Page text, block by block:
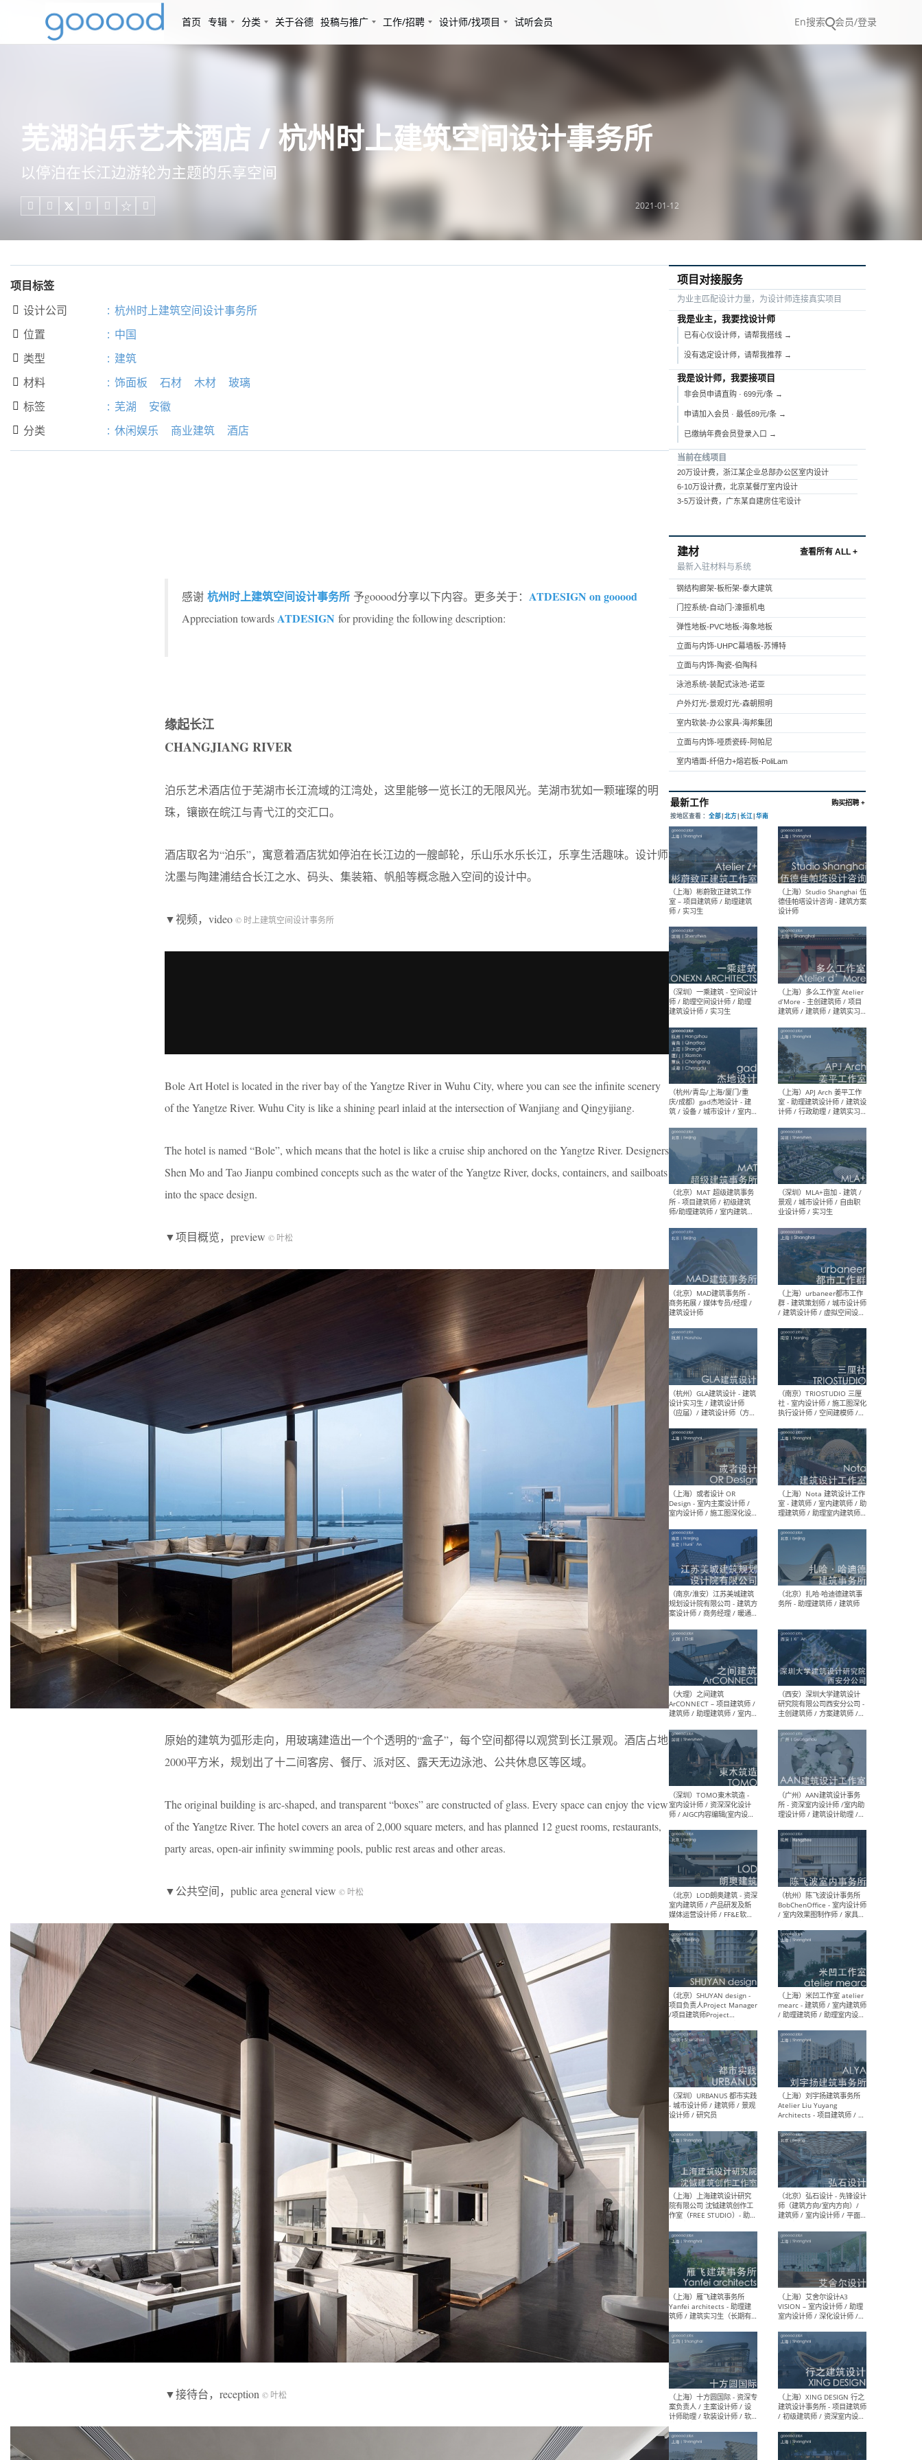
首页 专辑 分类 关于谷德 投稿与推广 工作/招聘 设计师/找项目 试听会员 En搜索 会员/登录
芜湖泊乐艺术酒店 / 杭州时上建筑空间设计事务所
以停泊在长江边游轮为主题的乐享空间
     2021-01-12
项目标签
 设计公司 : 杭州时上建筑空间设计事务所
 位置 : 中国
 类型 : 建筑
 材料 : 饰面板 石材 木材 玻璃
 标签 : 芜湖 安徽
 分类 : 休闲娱乐 商业建筑 酒店
感谢 杭州时上建筑空间设计事务所 予gooood分享以下内容。更多关于： ATDESIGN on gooood
Appreciation towardsATDESIGN for providing the following description:
缘起长江
CHANGJIANG RIVER
泊乐艺术酒店位于芜湖市长江流域的江湾处，这里能够一览长江的无限风光。芜湖市犹如一颗璀璨的明
珠，镶嵌在皖江与青弋江的交汇口。
酒店取名为“泊乐”，寓意着酒店犹如停泊在长江边的一艘邮轮，乐山乐水乐长江，乐享生活趣味。设计师
沈墨与陶建浦结合长江之水、码头、集装箱、帆船等概念融入空间的设计中。
▼视频，video © 时上建筑空间设计事务所
Bole Art Hotel is located in the river bay of the Yangtze River in Wuhu City, where you can see the infinite scenery
of the Yangtze River. Wuhu City is like a shining pearl inlaid at the intersection of Wanjiang and Qingyijiang.
The hotel is named “Bole”, which means that the hotel is like a cruise ship anchored on the Yangtze River. Designers
Shen Mo and Tao Jianpu combined concepts such as the water of the Yangtze River, docks, containers, and sailboats
into the space design.
▼项目概览，preview © 叶松
原始的建筑为弧形走向，用玻璃建造出一个个透明的“盒子”，每个空间都得以观赏到长江景观。酒店占地
2000平方米，规划出了十二间客房、餐厅、派对区、露天无边泳池、公共休息区等区域。
The original building is arc-shaped, and transparent “boxes” are constructed of glass. Every space can enjoy the view
of the Yangtze River. The hotel covers an area of 2,000 square meters, and has planned 12 guest rooms, restaurants,
party areas, open-air infinity swimming pools, public rest areas and other areas.
▼公共空间，public area general view © 叶松
▼接待台，reception © 叶松
项目对接服务
为业主匹配设计力量，为设计师连接真实项目
我是业主，我要找设计师
已有心仪设计师，请帮我搭线 →
没有选定设计师，请帮我推荐 →
我是设计师，我要接项目
非会员申请直购 · 699元/条 →
申请加入会员 · 最低89元/条 →
已缴纳年费会员登录入口 →
当前在线项目
20万设计费，浙江某企业总部办公区室内设计
6-10万设计费，北京某餐厅室内设计
3-5万设计费，广东某自建房住宅设计
建材
查看所有 ALL +
最新入驻材料与系统
钢结构廊架-板桁架-泰大建筑
门控系统-自动门-濠振机电
弹性地板-PVC地板-海象地板
立面与内饰-UHPC幕墙板-苏博特
立面与内饰-陶瓷-伯陶科
泳池系统-装配式泳池-诺亚
户外灯光-景观灯光-森朝照明
室内软装-办公家具-海邦集团
立面与内饰-哑质瓷砖-阿帕尼
室内墙面-纤倍力+熔岩板-PoliLam
最新工作
按地区查看 ：全部|北方|长江
（上海）彬蔚致正建筑工作
室 – 项目建筑师 / 助理建筑
师 / 实习生
（深圳）一乘建筑 - 空间设计
师 / 助理空间设计师 / 助理
建筑设计师 / 实习生
（杭州/青岛/上海/厦门/重
庆/成都）gad杰地设计 - 建
筑 / 设备 / 城市设计 / 室内 /
幕墙 / BIM / 成本 / 工程 / 运
营 / 品牌 / 观点views / 实习
等
（北京）MAT 超级建筑事务
所 - 项目建筑师 / 初级建筑
师/助理建筑师 / 室内建筑师
（北京）MAD建筑事务所 -
商务拓展 / 媒体专员/经理 /
设计实习生 / 建筑设计师
（应届）/ 建筑设计师（方案
设计）/ 建筑设计师（施工
图）/ 结构设计师 / 给排水设
计师
（上海）或者设计 OR
Design - 室内主案设计师 /
室内设计师 / 施工图深化设
计师 / 室内设计助理 / 新媒
体运营
（南京/淮安）江苏美城建筑
规划设计院有限公司 - 建筑方
案设计师 / 商务经理 / 暖通
设计师 / 造价工程师
（大理）之间建筑
ArCONNECT – 项目建筑师 /
建筑师 / 助理建筑师 / 室内
设计师 / 实习生
（深圳）TOMO東木筑造 -
室内设计师 / 资深深化设计
师 / AIGC内容编辑(室内设计
方向) / 照明设计师 / 软装设
计师
（北京）LOD朗奥建筑 - 资深
室内建筑师 / 产品研发及新
设计师 / 深化设计师 / 实习
（北京）SHUYAN design -
项目负责人Project Manager
/项目建筑师Project
Architect / 助理建筑师
Assistant Architect / 创始
人助理Founder's Assistant
/ 实习生Intern
（深圳）URBANUS 都市实践
- 城市设计师 / 建筑师 / 景观